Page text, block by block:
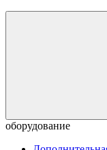
оборудование